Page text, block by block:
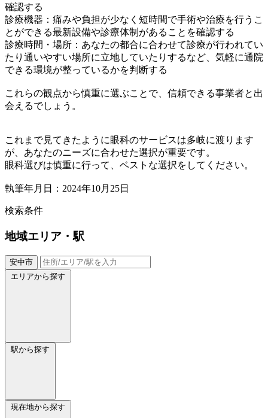
確認する
診療機器：痛みや負担が少なく短時間で手術や治療を行うこ
とができる最新設備や診療体制があることを確認する
診療時間・場所：あなたの都合に合わせて診療が行われてい
たり通いやすい場所に立地していたりするなど、気軽に通院
できる環境が整っているかを判断する
これらの観点から慎重に選ぶことで、信頼できる事業者と出
会えるでしょう。
これまで見てきたように眼科のサービスは多岐に渡ります
が、あなたのニーズに合わせた選択が重要です。
眼科選びは慎重に行って、ベストな選択をしてください。
執筆年月日：2024年10月25日
検索条件
地域エリア・駅
安中市
エリアから探す
駅から探す
現在地から探す